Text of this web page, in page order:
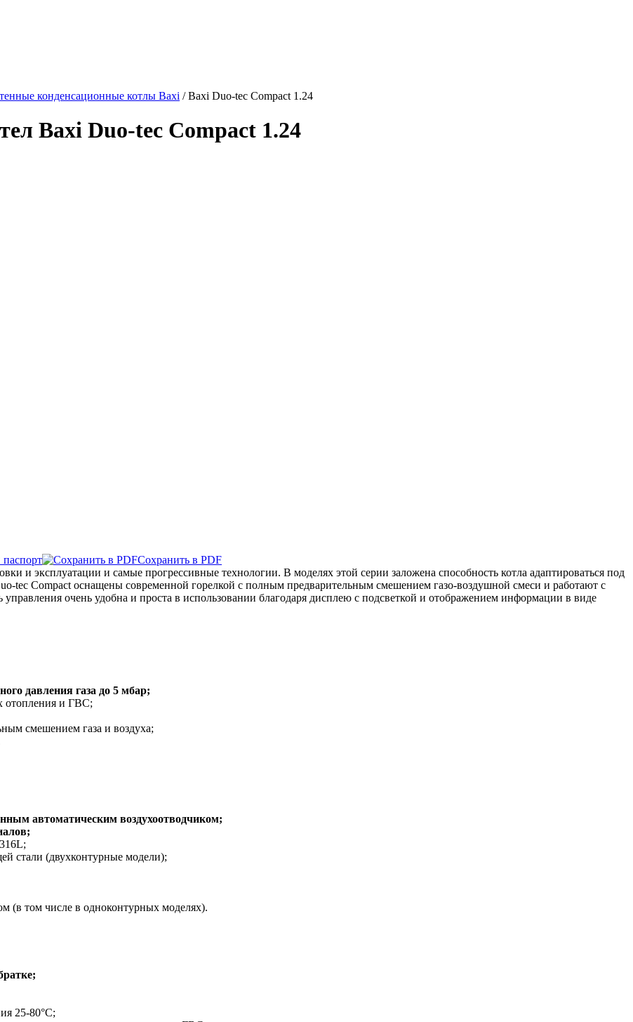
конденсационные котлы Baxi / Baxi Duo-tec Compact 1.24
Baxi Duo-tec Compact 1.24
Сохранить в PDF
и эксплуатации и самые прогрессивные технологии. В моделях этой серии заложена способность котла адаптироваться под
tec Compact оснащены современной горелкой с полным предварительным смешением газо-воздушной смеси и работают с
очень удобна и проста в использовании благодаря дисплею с подсветкой и отображением информации в виде
давления газа до 5 мбар;
отопления и ГВС;
смешением газа и воздуха;
автоматическим воздухоотводчиком;
стали (двухконтурные модели);
(в том числе в одноконтурных моделях).
25-80°С;